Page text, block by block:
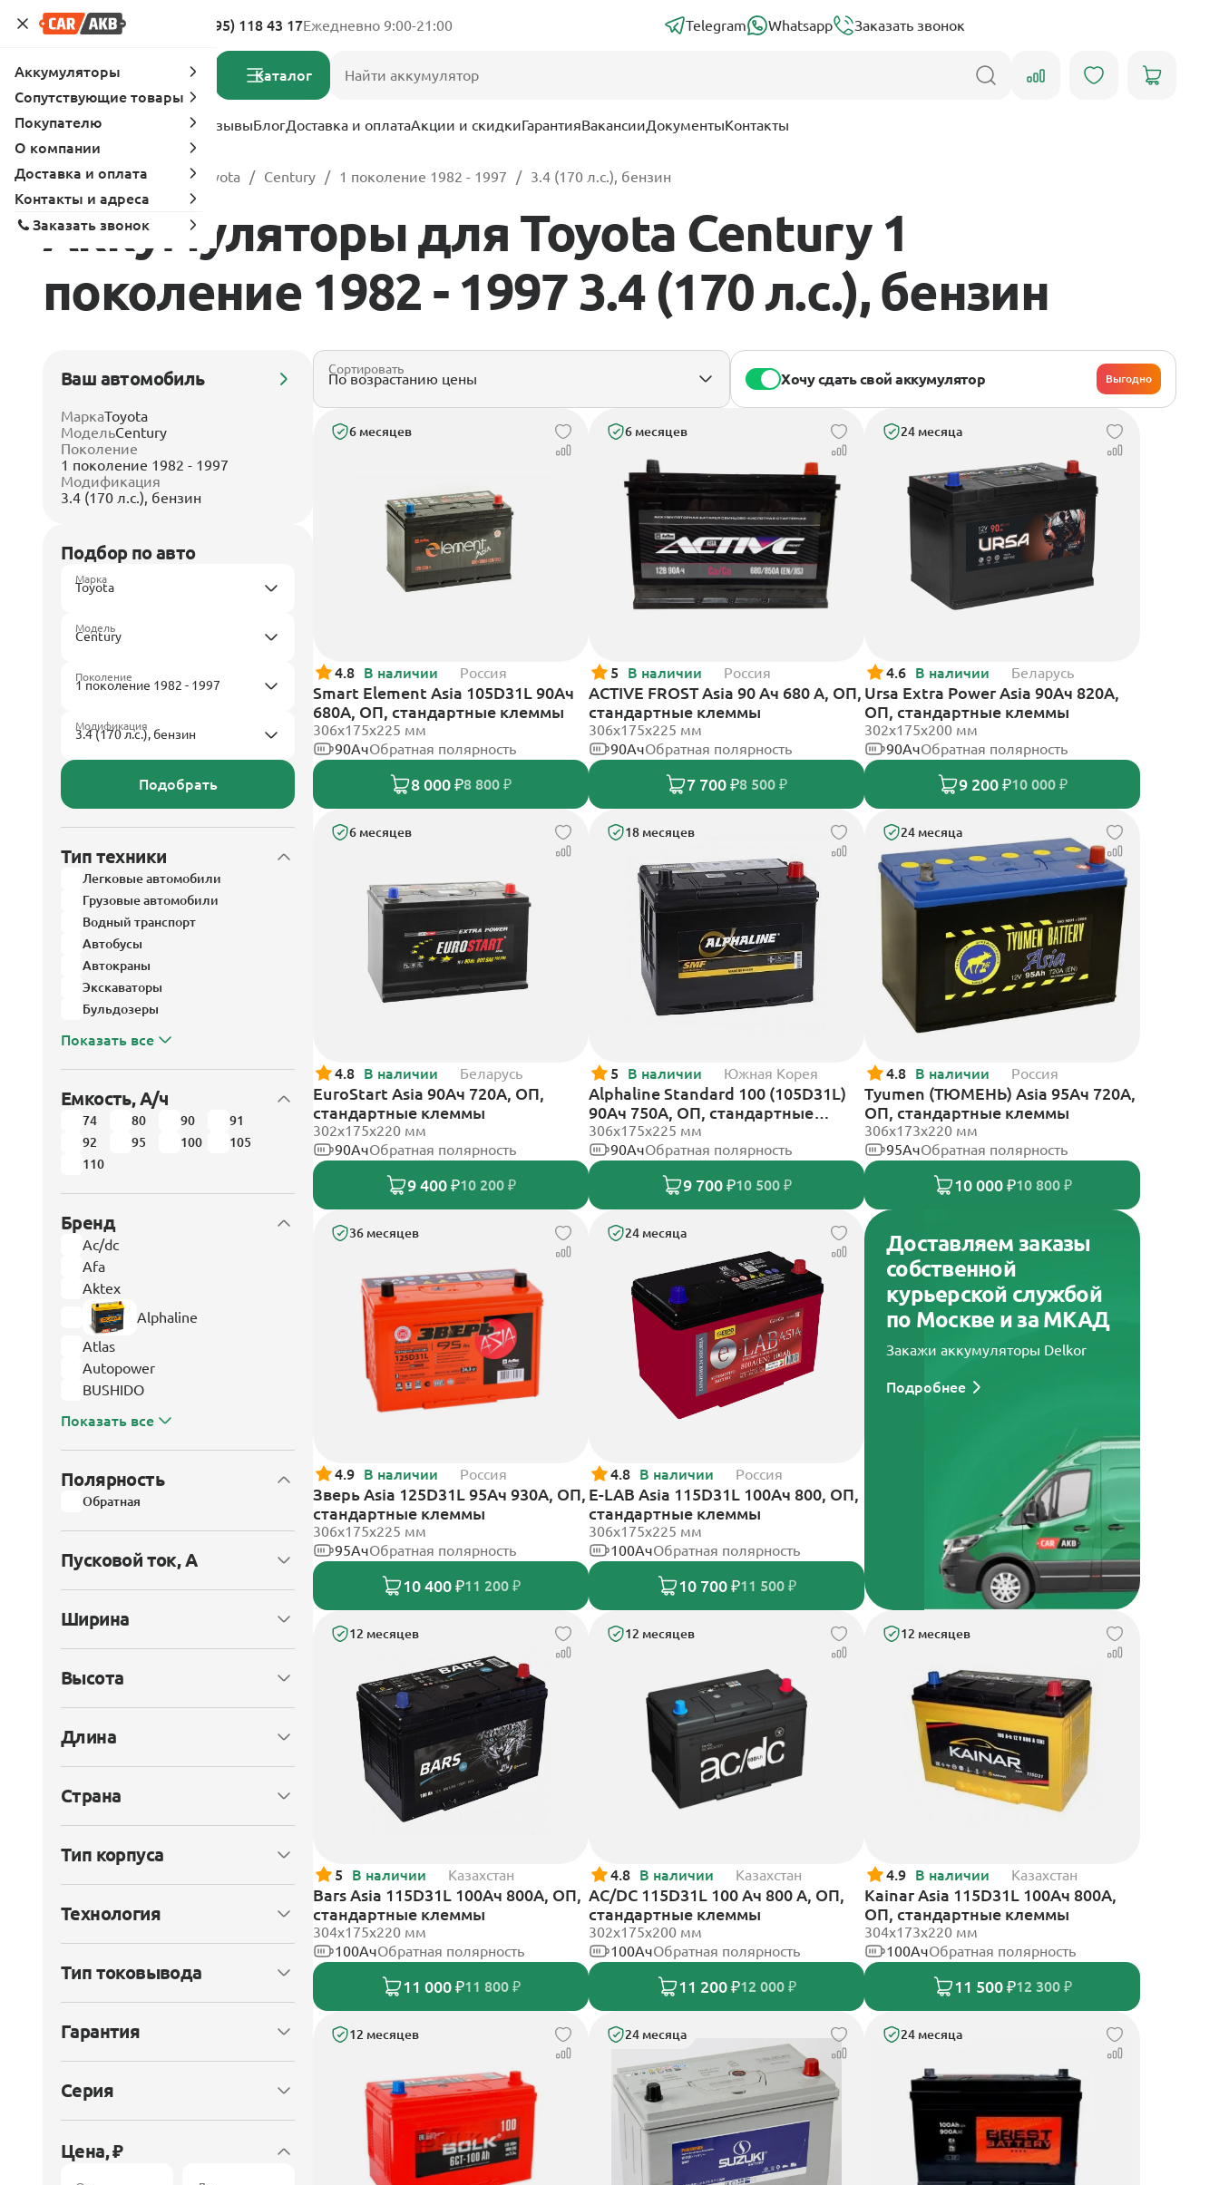
Адреса магазинов 8 (495) 118 43 17Ежедневно 9:00-21:00 Telegram Whatsapp Заказать звонок
Каталог
Услуги Вопрос-ответ ОтзывыБлогДоставка и оплатаАкции и скидкиГарантияВакансииДокументыКонтакты
Главная Каталог Toyota Century 1 поколение 1982 - 1997 3.4 (170 л.с.), бензин
Аккумуляторы для Toyota Century 1
поколение 1982 - 1997 3.4 (170 л.с.), бензин
Ваш автомобиль
МаркаToyota
МодельCentury
Поколение
1 поколение 1982 - 1997
Модификация
3.4 (170 л.с.), бензин
Подбор по авто
Марка
Модель
Поколение
Модификация
Подобрать
Тип техники
Легковые автомобили
Грузовые автомобили
Водный транспорт
Автобусы
Автокраны
Экскаваторы
Бульдозеры
Показать все
Емкость, А/ч
74 80 90
91
92
95 100
105
110
Бренд
Ac/dc
Afa
Aktex
Alphaline
Atlas
Autopower
BUSHIDO
Показать все
Полярность
Обратная
Пусковой ток, А
Ширина
Высота
Длина
Страна
Тип корпуса
Технология
Тип токовывода
Гарантия
Серия
Цена, ₽
Сортировать
Хочу сдать свой аккумулятор Выгодно
6 месяцев
4.8 В наличии Россия
Smart Element Asia 105D31L 90Ач
680А, ОП, стандартные клеммы
306x175x225 мм
90АчОбратная полярность
8 000 ₽8 800 ₽
6 месяцев
5 В наличии Россия
ACTIVE FROST Asia 90 Ач 680 А, ОП,
стандартные клеммы
306x175x225 мм
90АчОбратная полярность
7 700 ₽8 500 ₽
24 месяца
4.6 В наличии Беларусь
Ursa Extra Power Asia 90Ач 820А,
ОП, стандартные клеммы
302x175x200 мм
90АчОбратная полярность
9 200 ₽10 000 ₽
6 месяцев
4.8 В наличии Беларусь
EuroStart Asia 90Ач 720А, ОП,
стандартные клеммы
302x175x220 мм
90АчОбратная полярность
9 400 ₽10 200 ₽
18 месяцев
5 В наличии Южная Корея
Alphaline Standard 100 (105D31L)
90Ач 750А, ОП, стандартные
клеммы
306х175х225 мм
90АчОбратная полярность
9 700 ₽10 500 ₽
24 месяца
4.8 В наличии Россия
Tyumen (ТЮМЕНЬ) Asia 95Ач 720А,
ОП, стандартные клеммы
306х173х220 мм
95АчОбратная полярность
10 000 ₽10 800 ₽
36 месяцев
4.9 В наличии Россия
Зверь Asia 125D31L 95Ач 930А, ОП,
стандартные клеммы
306x175x225 мм
95АчОбратная полярность
10 400 ₽11 200 ₽
24 месяца
4.8 В наличии Россия
E-LAB Asia 115D31L 100Ач 800, ОП,
стандартные клеммы
306х175х225 мм
100АчОбратная полярность
10 700 ₽11 500 ₽
Доставляем заказы
собственной
курьерской службой
по Москве и за МКАД
Закажи аккумуляторы Delkor
Подробнее
12 месяцев
5 В наличии Казахстан
Bars Asia 115D31L 100Ач 800А, ОП,
стандартные клеммы
304х175х220 мм
100АчОбратная полярность
11 000 ₽11 800 ₽
12 месяцев
4.8 В наличии Казахстан
AC/DC 115D31L 100 Ач 800 А, ОП,
стандартные клеммы
302x175x200 мм
100АчОбратная полярность
11 200 ₽12 000 ₽
12 месяцев
4.9 В наличии Казахстан
Kainar Asia 115D31L 100Ач 800А,
ОП, стандартные клеммы
304х173х220 мм
100АчОбратная полярность
11 500 ₽12 300 ₽
12 месяцев 24 месяца 24 месяца
Аккумуляторы
Сопутствующие товары
Покупателю
О компании
Доставка и оплата
Контакты и адреса
Заказать звонок